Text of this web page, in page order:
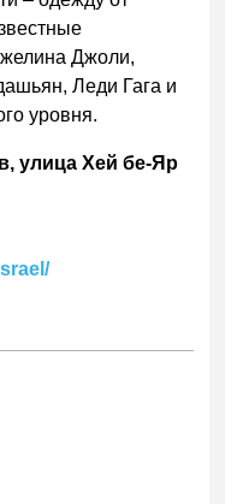
Джоли,
Леди Гага и
уровня.
улица Хей бе-Яр